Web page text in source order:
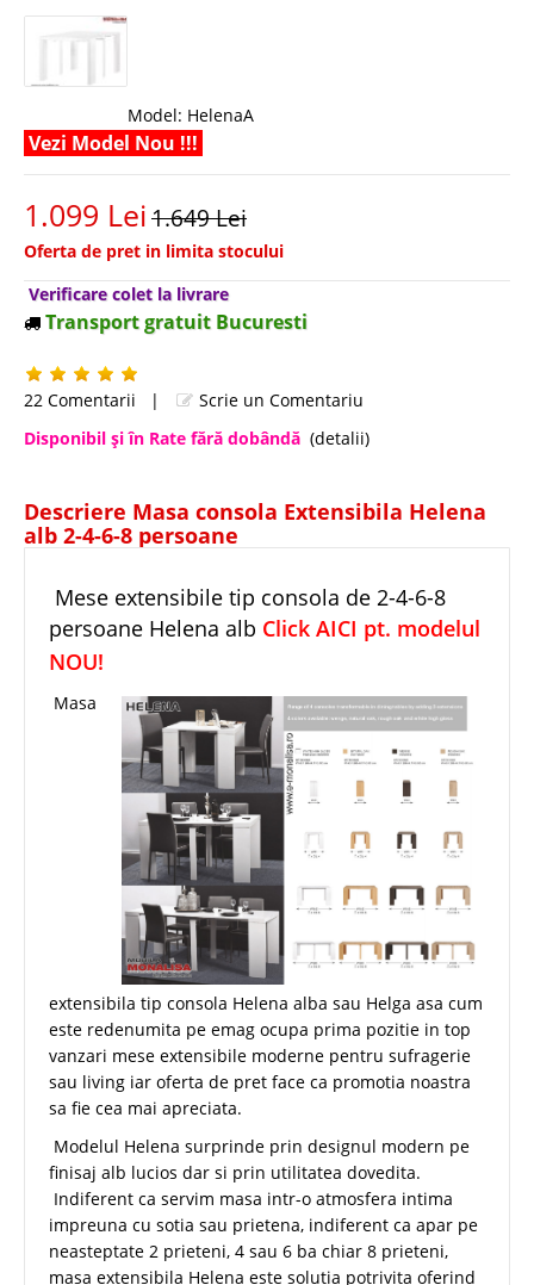
Model: HelenaA
Vezi Model Nou !!!
1.099 Lei1.649 Lei
Oferta de pret in limita stocului
Verificare colet la livrare
Transport gratuit Bucuresti
22 Comentarii |
Scrie un Comentariu
Disponibil şi în Rate fără dobândă (detalii)
Descriere Masa consola Extensibila Helena
alb 2-4-6-8 persoane
Mese extensibile tip consola de 2-4-6-8
persoane Helena alb Click AICI pt. modelul
NOU!
Masa
extensibila tip consola Helena alba sau Helga asa cum
este redenumita pe emag ocupa prima pozitie in top
vanzari mese extensibile moderne pentru sufragerie
sau living iar oferta de pret face ca promotia noastra
sa fie cea mai apreciata.
Modelul Helena surprinde prin designul modern pe
finisaj alb lucios dar si prin utilitatea dovedita.
Indiferent ca servim masa intr-o atmosfera intima
impreuna cu sotia sau prietena, indiferent ca apar pe
neasteptate 2 prieteni, 4 sau 6 ba chiar 8 prieteni,
masa extensibila Helena este solutia potrivita oferind